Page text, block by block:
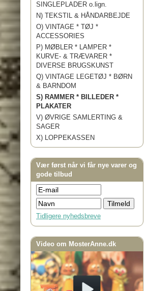
SINGLEPLADER o.lign.
N) TEKSTIL & HÅNDARBEJDE
O) VINTAGE * TØJ *
ACCESSORIES
P) MØBLER * LAMPER *
KURVE- & TRÆVARER *
DIVERSE BRUGSKUNST
Q) VINTAGE LEGETØJ * BØRN
& BARNDOM
S) RAMMER * BILLEDER *
PLAKATER
V) ØVRIGE SAMLERTING &
SAGER
X) LOPPEKASSEN
Vær først når vi får nye varer og
gode tilbud
Tidligere nyhedsbreve
Video om MosterAnne.dk